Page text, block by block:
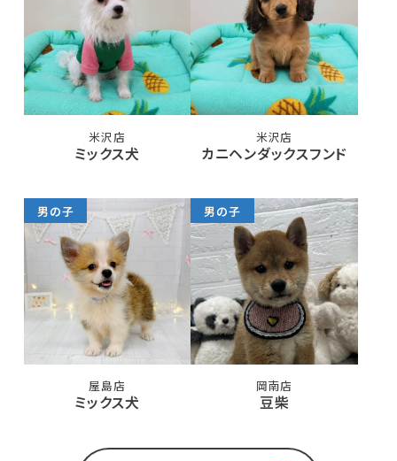
米沢店
ミックス犬
米沢店
カニヘンダックスフンド
男の子
屋島店
ミックス犬
男の子
岡南店
豆柴